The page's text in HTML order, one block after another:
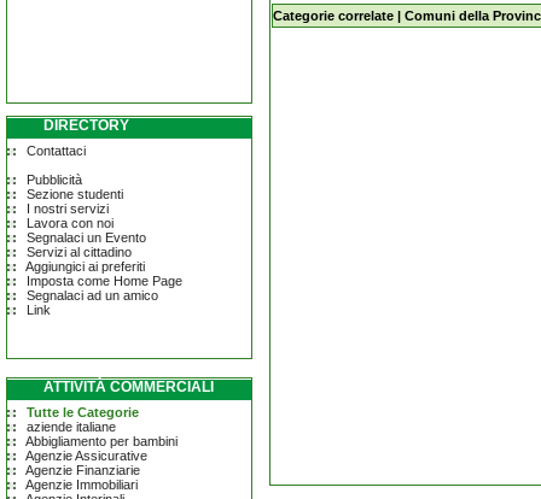
DIRECTORY
Contattaci
Pubblicità
Sezione studenti
I nostri servizi
Lavora con noi
Segnalaci un Evento
Servizi al cittadino
Aggiungici ai preferiti
Imposta come Home Page
Segnalaci ad un amico
Link
ATTIVITÀ COMMERCIALI
Tutte le Categorie
aziende italiane
Abbigliamento per bambini
Agenzie Assicurative
Agenzie Finanziarie
Agenzie Immobiliari
Categorie correlate | Comuni della